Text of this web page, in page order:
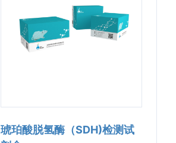
琥珀酸脱氢酶（SDH)检测试